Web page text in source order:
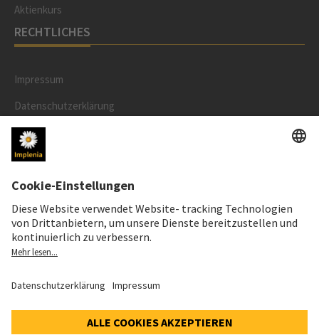
Aktienkurs
RECHTLICHES
Impressum
Datenschutzerklärung
Cookie- und Social-Media-Richtlinie
Cookie-Einstellungen
Speak Up Line
AKTIENKURS
SWX: Implenia AG
ISIN: CH0023868554
63,10 CHF